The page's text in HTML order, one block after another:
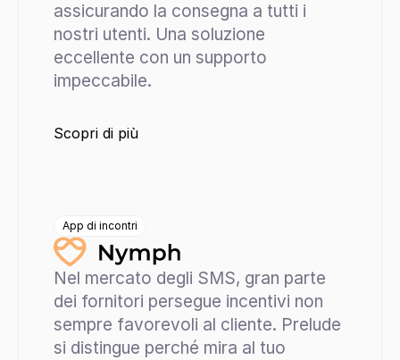
assicurando la consegna a tutti i
nostri utenti. Una soluzione
eccellente con un supporto
impeccabile.
Scopri di più
App di incontri
Nel mercato degli SMS, gran parte
dei fornitori persegue incentivi non
sempre favorevoli al cliente. Prelude
si distingue perché mira al tuo